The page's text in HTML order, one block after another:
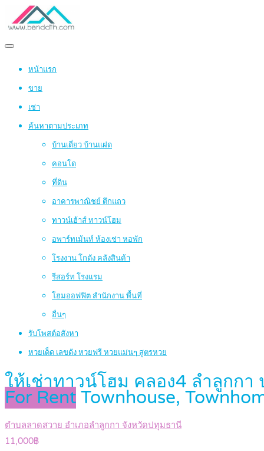
หน้าแรก
ขาย
เช่า
ค้นหาตามประเภท
บ้านเดี่ยว บ้านแฝด
คอนโด
ที่ดิน
อาคารพาณิชย์ ตึกแถว
ทาวน์เฮ้าส์ ทาวน์โฮม
อพาร์ทเม้นท์ ห้องเช่า หอพัก
โรงงาน โกดัง คลังสินค้า
รีสอร์ท โรงแรม
โฮมออฟฟิต สำนักงาน พื้นที่
อื่นๆ
รับโพสต์อสังหา
หวยเด็ด เลขดัง หวยฟรี หวยแม่นๆ สูตรหวย
ให้เช่าทาวน์โฮม คลอง4 ลำลูกก
For Rent Townhouse,
ตำบลลาดสวาย อำเภอลำลูกกา จังหวัดปทุมธานี
11,000฿